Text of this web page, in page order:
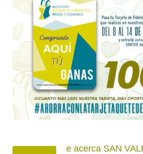
e acerca SAN